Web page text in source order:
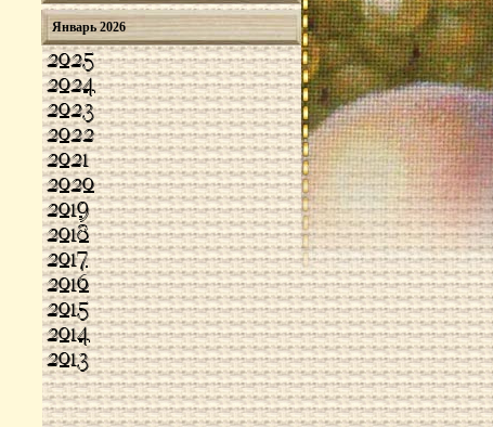
Январь 2026
2025
2024
2023
2022
2021
2020
2019
2018
2017
2016
2015
2014
2013